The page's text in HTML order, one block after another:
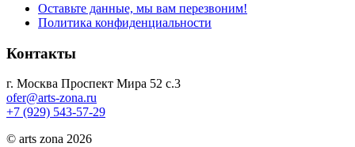
Оставьте данные, мы вам перезвоним!
Политика конфиденциальности
Контакты
г. Москва Проспект Мира 52 с.3
ofer@arts-zona.ru
+7 (929) 543-57-29
© arts zona 2026